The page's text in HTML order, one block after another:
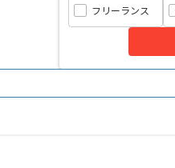
フリーランス